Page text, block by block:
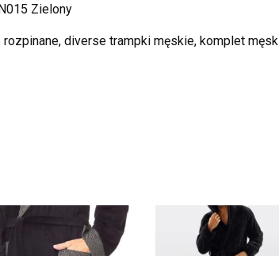
Zielony
diverse trampki męskie, komplet